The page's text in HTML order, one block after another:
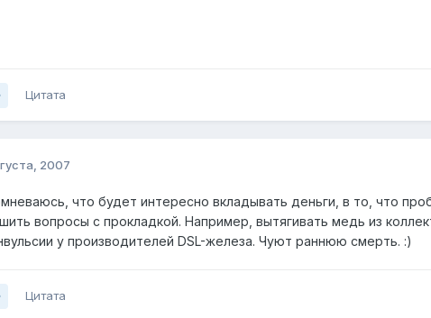
Цитата
2007
что будет интересно вкладывать деньги, в то, что
вопросы с прокладкой. Например, вытягивать медь из
у производителей DSL-железа. Чуют раннюю смерть. :)
Цитата